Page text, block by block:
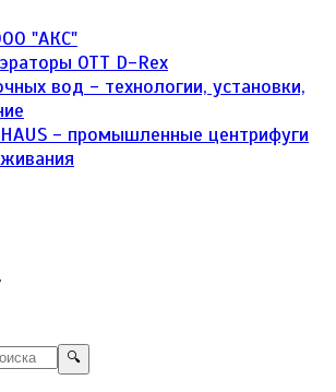
"АКС"
ОТТ D-Rex
вод - технологии, установки,
- промышленные центрифуги
🔍